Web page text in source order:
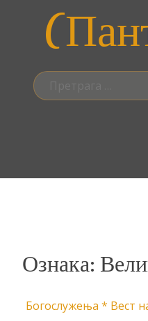
Претрага
за:
Ознака:
Богослужења * Вест